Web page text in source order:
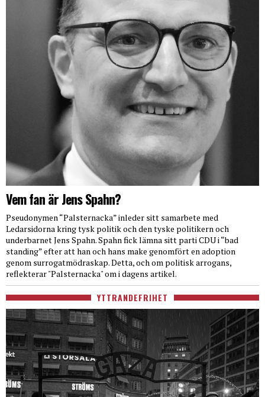
Vem fan är Jens Spahn?
Pseudonymen “Palsternacka” inleder sitt samarbete med
Ledarsidorna kring tysk politik och den tyske politikern och
underbarnet Jens Spahn. Spahn fick lämna sitt parti CDU i “bad
standing” efter att han och hans make genomfört en adoption
genom surrogatmödraskap. Detta, och om politisk arrogans,
reflekterar "Palsternacka" om i dagens artikel.
YTTRANDEFRIHET